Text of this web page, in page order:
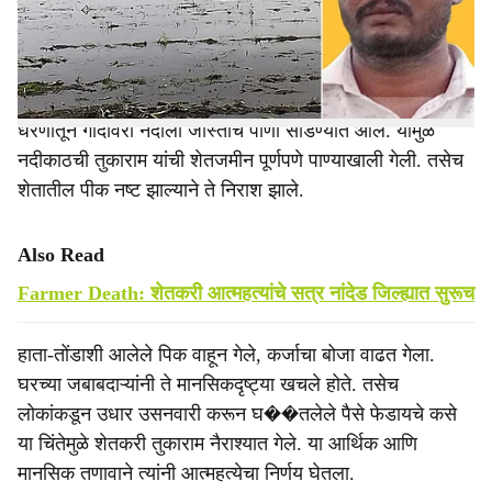
e
संपवले. त्यांच्याकडे वडिलोपार्जित दीड एकर जमीन होती आणि ते
पारंपरिक पद्धतीने शेती करत कुटुंबाचा उदरनिर्वाह करत होते.
राज्यातील गेल्या काही दिवसात झालेल्याअतिवृष्टीमुळेजायकवाडी
धरणातून गोदावरी नदीला जास्तीचे पाणी सोडण्यात आले. यामुळे
नदीकाठची तुकाराम यांची शेतजमीन पूर्णपणे पाण्याखाली गेली. तसेच
शेतातील पीक नष्ट झाल्याने ते निराश झाले.
Also Read
Farmer Death: शेतकरी आत्महत्यांचे सत्र नांदेड जिल्ह्यात सुरूच
हाता-तोंडाशी आलेले पिक वाहून गेले, कर्जाचा बोजा वाढत गेला.
घरच्या जबाबदाऱ्यांनी ते मानसिकदृष्ट्या खचले होते. तसेच
लोकांकडून उधार उसनवारी करून घ��तलेले पैसे फेडायचे कसे
या चिंतेमुळे शेतकरी तुकाराम नैराश्यात गेले. या आर्थिक आणि
मानसिक तणावाने त्यांनी आत्महत्येचा निर्णय घेतला.